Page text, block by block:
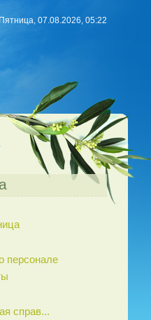
Пятница, 07.08.2026, 05:22
персонале
справ...